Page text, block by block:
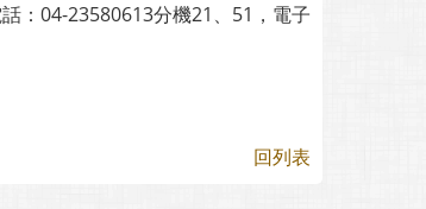
：04-23580613分機21、51，電子
回列表